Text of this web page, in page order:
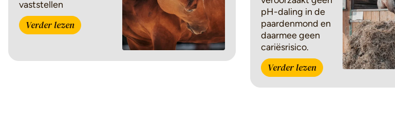
vaststellen
Verder lezen
pH-daling in de
paardenmond en
daarmee geen
cariësrisico.
Verder lezen